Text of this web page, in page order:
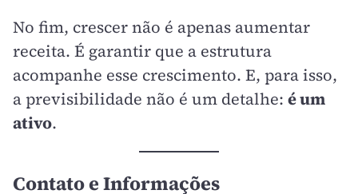
No fim, crescer não é apenas aumentar
receita. É garantir que a estrutura
acompanhe esse crescimento. E, para isso,
a previsibilidade não é um detalhe: é um
ativo.
Contato e Informações